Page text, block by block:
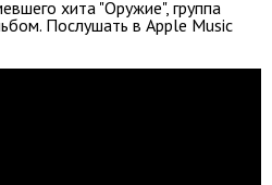
хита "Оружие", группа
Послушать в Apple Music